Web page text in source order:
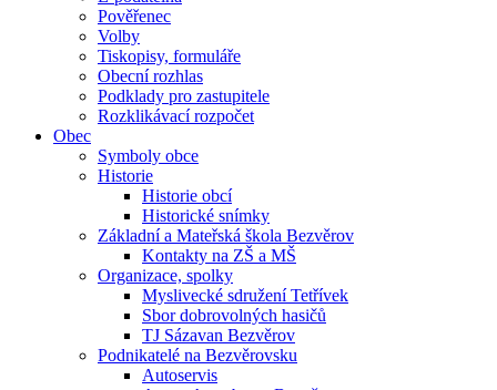
Pověřenec
Volby
Tiskopisy, formuláře
Obecní rozhlas
Podklady pro zastupitele
Rozklikávací rozpočet
Obec
Symboly obce
Historie
Historie obcí
Historické snímky
Základní a Mateřská škola Bezvěrov
Kontakty na ZŠ a MŠ
Organizace, spolky
Myslivecké sdružení Tetřívek
Sbor dobrovolných hasičů
TJ Sázavan Bezvěrov
Podnikatelé na Bezvěrovsku
Autoservis